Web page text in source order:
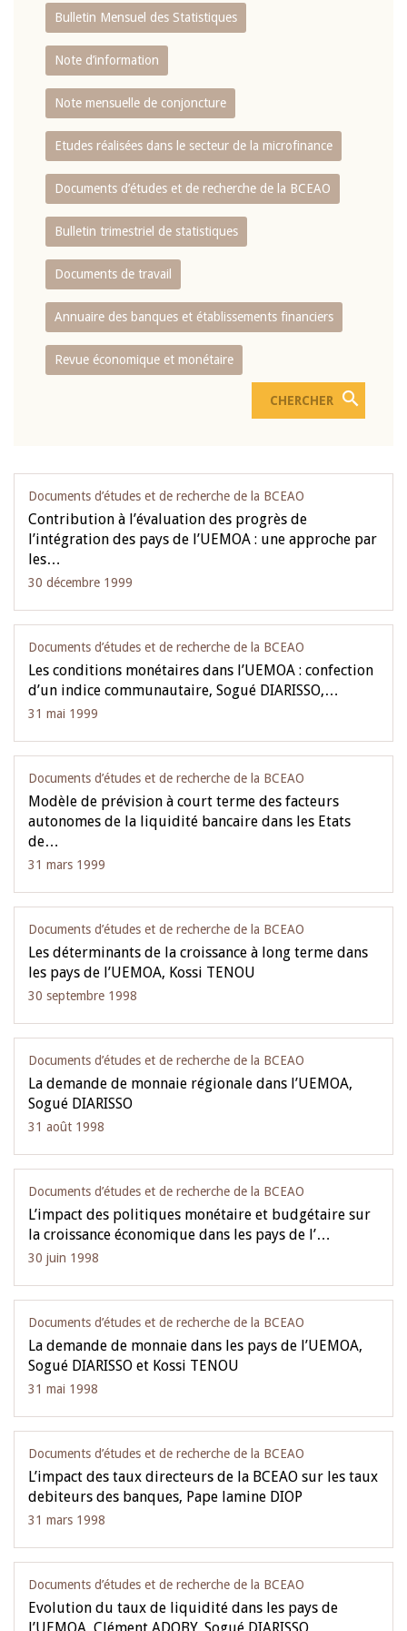
Bulletin Mensuel des Statistiques
Note d’information
Note mensuelle de conjoncture
Etudes réalisées dans le secteur de la microfinance
Documents d’études et de recherche de la BCEAO
Bulletin trimestriel de statistiques
Documents de travail
Annuaire des banques et établissements financiers
Revue économique et monétaire
Documents d’études et de recherche de la BCEAO
Contribution à l’évaluation des progrès de
l’intégration des pays de l’UEMOA : une approche par
les…
30 décembre 1999
Documents d’études et de recherche de la BCEAO
Les conditions monétaires dans l’UEMOA : confection
d’un indice communautaire, Sogué DIARISSO,…
31 mai 1999
Documents d’études et de recherche de la BCEAO
Modèle de prévision à court terme des facteurs
autonomes de la liquidité bancaire dans les Etats
de…
31 mars 1999
Documents d’études et de recherche de la BCEAO
Les déterminants de la croissance à long terme dans
les pays de l’UEMOA, Kossi TENOU
30 septembre 1998
Documents d’études et de recherche de la BCEAO
La demande de monnaie régionale dans l’UEMOA,
Sogué DIARISSO
31 août 1998
Documents d’études et de recherche de la BCEAO
L’impact des politiques monétaire et budgétaire sur
la croissance économique dans les pays de l’…
30 juin 1998
Documents d’études et de recherche de la BCEAO
La demande de monnaie dans les pays de l’UEMOA,
Sogué DIARISSO et Kossi TENOU
31 mai 1998
Documents d’études et de recherche de la BCEAO
L’impact des taux directeurs de la BCEAO sur les taux
debiteurs des banques, Pape lamine DIOP
31 mars 1998
Documents d’études et de recherche de la BCEAO
Evolution du taux de liquidité dans les pays de